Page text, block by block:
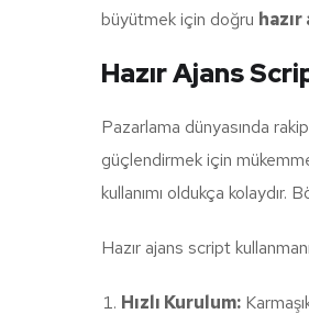
büyütmek için doğru
Hazır Ajans
Pazarlama dünyasında
güçlendirmek için
kullanımı oldukça
Hazır ajans script
Hızlı Kurulum: